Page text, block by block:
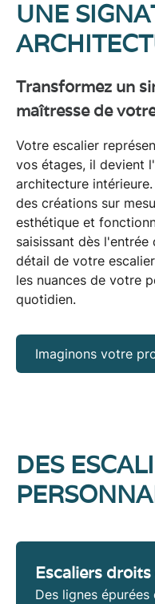
UNE
Transformez un
maîtresse de
Votre escalier
vos étages, il devient
architecture
des créations sur
esthétique et
saisissant dès l'entrée
détail de votre
les nuances de votre
quotidien.
Imaginons votre
DES
Escaliers
Des lignes épurées